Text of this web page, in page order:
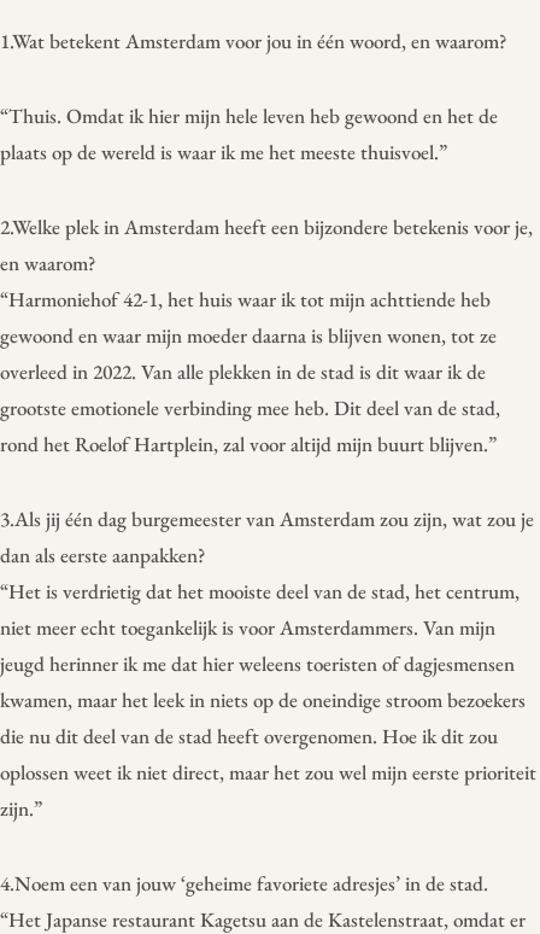
1.Wat betekent Amsterdam voor jou in één woord, en waarom?
“Thuis. Omdat ik hier mijn hele leven heb gewoond en het de
plaats op de wereld is waar ik me het meeste thuisvoel.”
2.Welke plek in Amsterdam heeft een bijzondere betekenis voor je,
en waarom?
“Harmoniehof 42-1, het huis waar ik tot mijn achttiende heb
gewoond en waar mijn moeder daarna is blijven wonen, tot ze
overleed in 2022. Van alle plekken in de stad is dit waar ik de
grootste emotionele verbinding mee heb. Dit deel van de stad,
rond het Roelof Hartplein, zal voor altijd mijn buurt blijven.”
3.Als jij één dag burgemeester van Amsterdam zou zijn, wat zou je
dan als eerste aanpakken?
“Het is verdrietig dat het mooiste deel van de stad, het centrum,
niet meer echt toegankelijk is voor Amsterdammers. Van mijn
jeugd herinner ik me dat hier weleens toeristen of dagjesmensen
kwamen, maar het leek in niets op de oneindige stroom bezoekers
die nu dit deel van de stad heeft overgenomen. Hoe ik dit zou
oplossen weet ik niet direct, maar het zou wel mijn eerste prioriteit
zijn.”
4.Noem een van jouw ‘geheime favoriete adresjes’ in de stad.
“Het Japanse restaurant Kagetsu aan de Kastelenstraat, omdat er